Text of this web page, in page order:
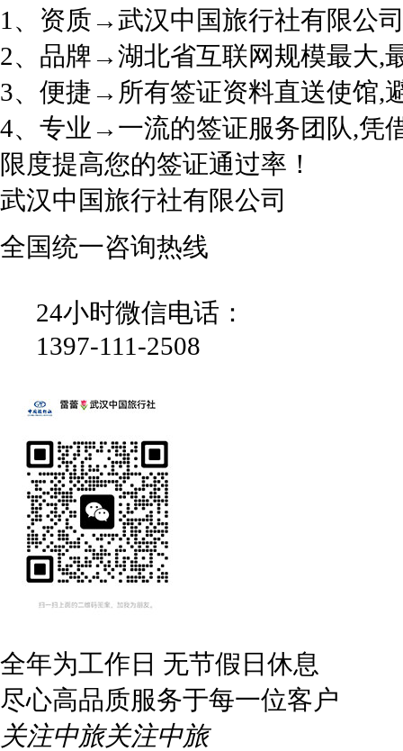
1、资质→武汉中国旅行社有限公
2、品牌→湖北省互联网规模最大,
3、便捷→所有签证资料直送使馆,
4、专业→一流的签证服务团队,凭
限度提高您的签证通过率！
武汉中国旅行社有限公司
全国统一咨询热线
24小时微信电话：
1397-111-2508
全年为工作日 无节假日休息
尽心高品质服务于每一位客户
关注中旅关注中旅